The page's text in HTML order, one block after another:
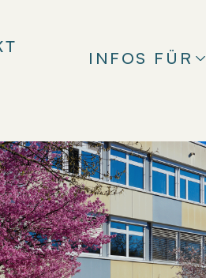
INFOS FÜR